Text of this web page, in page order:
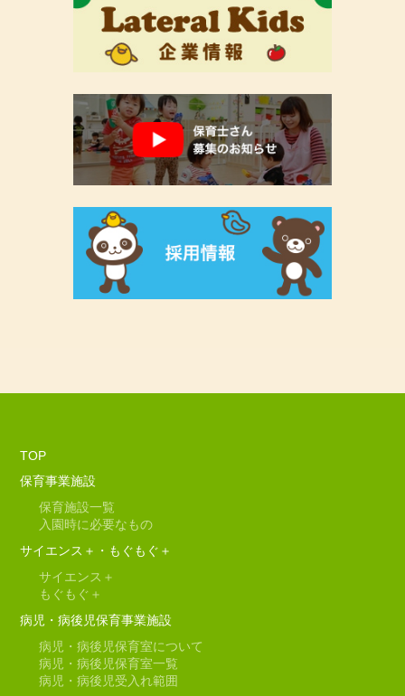
TOP
保育事業施設
保育施設一覧
入園時に必要なもの
サイエンス＋・もぐもぐ＋
サイエンス＋
もぐもぐ＋
病児・病後児保育事業施設
病児・病後児保育室について
病児・病後児保育室一覧
病児・病後児受入れ範囲